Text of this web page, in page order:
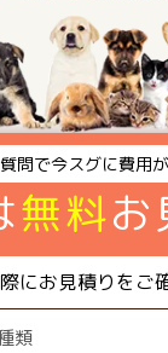
問で今スグに費用
無料お
にお見積りをご